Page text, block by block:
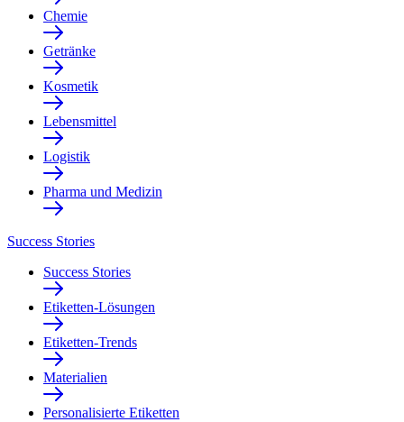
Chemie
Getränke
Kosmetik
Lebensmittel
Logistik
Pharma und Medizin
Success Stories
Success Stories
Etiketten-Lösungen
Etiketten-Trends
Materialien
Personalisierte Etiketten